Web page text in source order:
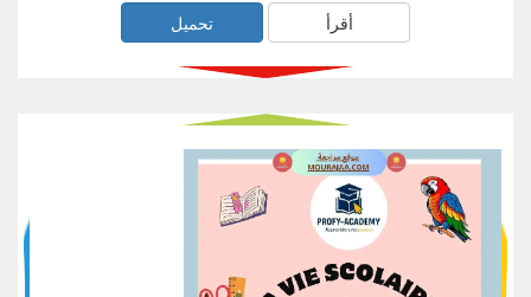
أقرأ تحميل